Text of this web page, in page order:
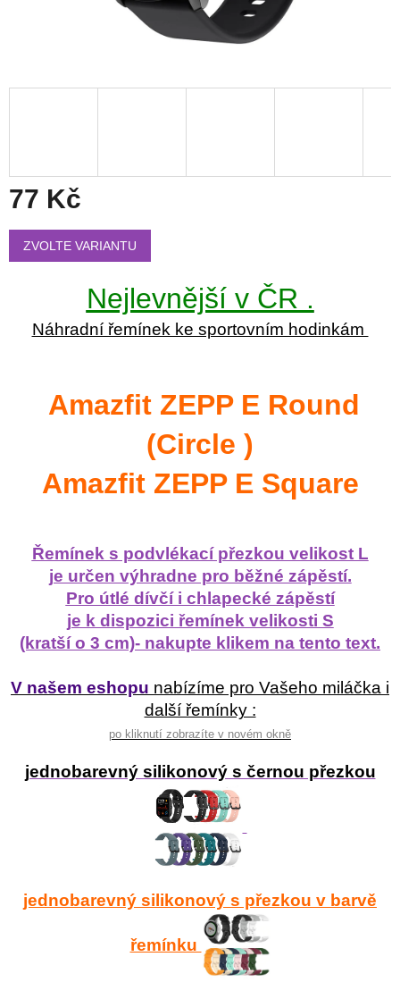
77 Kč
Měrná
cena:
ZVOLTE VARIANTU
Nejlevnější v ČR .
Náhradní řemínek ke sportovním hodinkám
Amazfit ZEPP E Round
(Circle )
Amazfit ZEPP E Square
Řemínek s podvlékací přezkou velikost L
je určen výhradne pro běžné zápěstí.
Pro útlé dívčí i chlapecké zápěstí
je k dispozici řemínek velikosti S
(kratší o 3 cm)- nakupte klikem na tento text.
V našem eshopu nabízíme pro Vašeho miláčka i
další řemínky :
po kliknutí zobrazíte v novém okně
jednobarevný silikonový s černou přezkou
jednobarevný silikonový s přezkou v barvě
řemínku